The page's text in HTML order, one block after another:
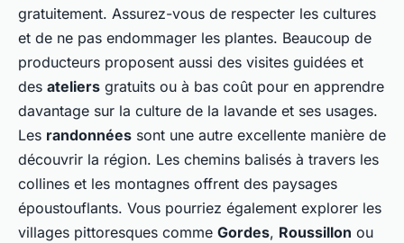
gratuitement. Assurez-vous de respecter les cultures
et de ne pas endommager les plantes. Beaucoup de
producteurs proposent aussi des visites guidées et
des ateliers gratuits ou à bas coût pour en apprendre
davantage sur la culture de la lavande et ses usages.
Les randonnées sont une autre excellente manière de
découvrir la région. Les chemins balisés à travers les
collines et les montagnes offrent des paysages
époustouflants. Vous pourriez également explorer les
villages pittoresques comme Gordes, Roussillon ou